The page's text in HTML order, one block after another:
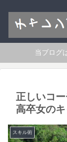
当ブログ
正しいコ
高卒女の
スキル術